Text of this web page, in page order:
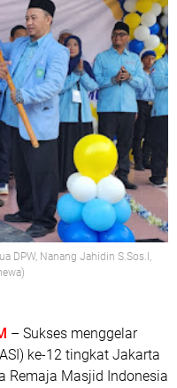
DPW, Nanang Jahidin S.Sos.I,
– Sukses menggelar
ke-12 tingkat Jakarta
Remaja Masjid Indonesia